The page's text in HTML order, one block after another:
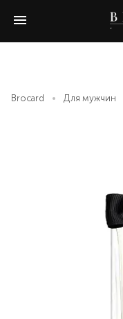
Brocard Для мужчин